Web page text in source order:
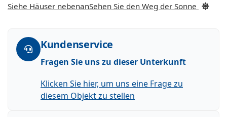
Siehe Häuser nebenanSehen Sie den Weg der Sonne
Kundenservice
Fragen Sie uns zu dieser Unterkunft
Klicken Sie hier, um uns eine Frage zu
diesem Objekt zu stellen